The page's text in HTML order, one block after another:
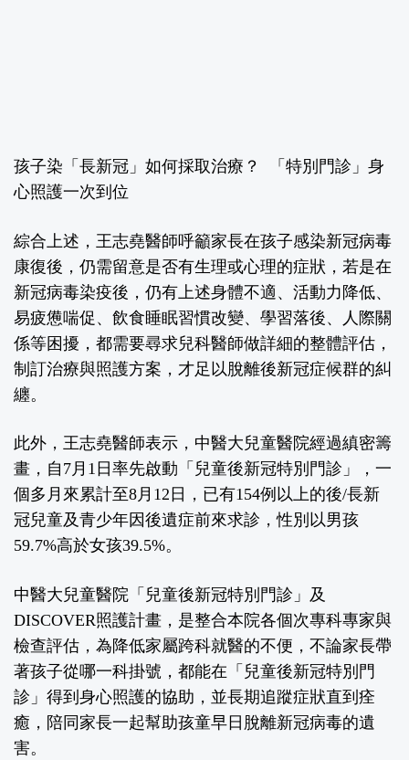
孩子染「長新冠」如何採取治療？ 「特別門診」身
心照護一次到位
綜合上述，王志堯醫師呼籲家長在孩子感染新冠病毒
康復後，仍需留意是否有生理或心理的症狀，若是在
新冠病毒染疫後，仍有上述身體不適、活動力降低、
易疲憊喘促、飲食睡眠習慣改變、學習落後、人際關
係等困擾，都需要尋求兒科醫師做詳細的整體評估，
制訂治療與照護方案，才足以脫離後新冠症候群的糾
纏。
此外，王志堯醫師表示，中醫大兒童醫院經過縝密籌
畫，自7月1日率先啟動「兒童後新冠特別門診」，一
個多月來累計至8月12日，已有154例以上的後/長新
冠兒童及青少年因後遺症前來求診，性別以男孩
59.7%高於女孩39.5%。
中醫大兒童醫院「兒童後新冠特別門診」及
DISCOVER照護計畫，是整合本院各個次專科專家與
檢查評估，為降低家屬跨科就醫的不便，不論家長帶
著孩子從哪一科掛號，都能在「兒童後新冠特別門
診」得到身心照護的協助，並長期追蹤症狀直到痊
癒，陪同家長一起幫助孩童早日脫離新冠病毒的遺
害。